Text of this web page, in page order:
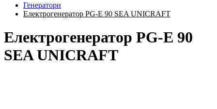
Генератори
Електрогенератор PG-E 90 SEA UNICRAFT
Електрогенератор PG-E 90
SEA UNICRAFT